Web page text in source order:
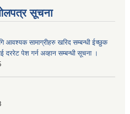
सूचना
आवश्यक सामाग्रीहरु खरिद सम्बन्धी ईच्छुक
दररेट पेश गर्न अव्हान सम्बन्धी सूचना ।